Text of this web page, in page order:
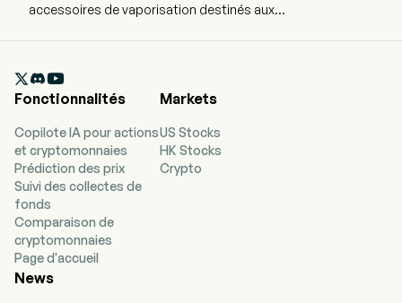
accessoires de vaporisation destinés aux
49 personnes à temps plein. L'entreprise a
réalisé son introduction en bourse le 18 avril 2019.
marques, accélérateur de marques tierces et
plateforme de distribution omnicanal. Elle
propose un portefeuille de marques varié ainsi
que des produits sous licence Marley Natural et
K.Haring. L'entreprise propose également un
ensemble de produits tiers via ses canaux de
vente directs et ses plateformes de commerce
électronique propres et gérées en interne. Les
marques Greenlane comprennent Groove, sa

Fonctionnalités
Copilote IA pour actions
et cryptomonnaies
Prédiction des prix
Suivi des collectes de
fonds
Comparaison de
cryptomonnaies
Page d'accueil
Markets
US Stocks
HK Stocks
Crypto
News